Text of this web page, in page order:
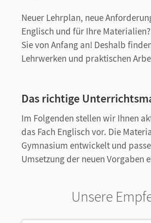
Neuer Lehrplan, neue
Englisch und für Ihre
Sie von Anfang an! Deshalb
Lehrwerken und praktischen
Das richtige
Im Folgenden stellen wir Ihnen
das Fach Englisch vor. Die
Gymnasium entwickelt und
Umsetzung der neuen Vorgaben
Unsere